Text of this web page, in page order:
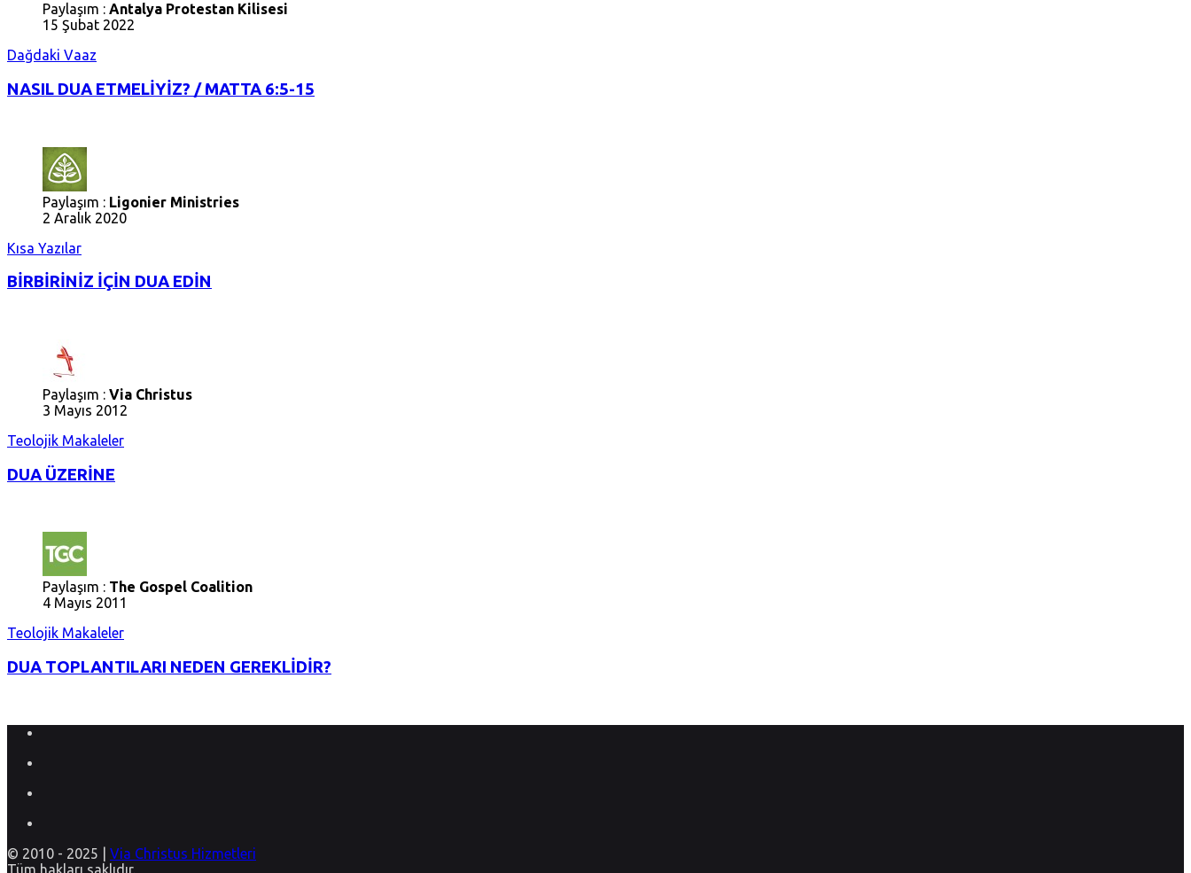
Paylaşım : Antalya Protestan Kilisesi
15 Şubat 2022
Dağdaki Vaaz
NASIL DUA ETMELİYİZ? / MATTA 6:5-15
Paylaşım : Ligonier Ministries
2 Aralık 2020
Kısa Yazılar
BİRBİRİNİZ İÇİN DUA EDİN
Paylaşım : Via Christus
3 Mayıs 2012
Teolojik Makaleler
DUA ÜZERİNE
Paylaşım : The Gospel Coalition
4 Mayıs 2011
Teolojik Makaleler
DUA TOPLANTILARI NEDEN GEREKLİDİR?
© 2010 - 2025 | Via Christus Hizmetleri
Tüm hakları saklıdır.